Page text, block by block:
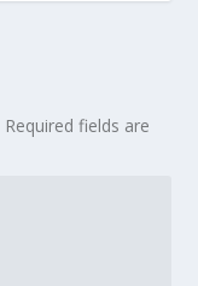
Required fields are